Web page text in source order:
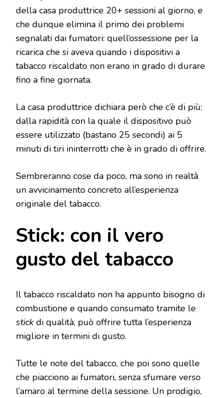
della casa produttrice 20+ sessioni al giorno, e
che dunque elimina il primo dei problemi
segnalati dai fumatori: quell’ossessione per la
ricarica che si aveva quando i dispositivi a
tabacco riscaldato non erano in grado di durare
fino a fine giornata.
La casa produttrice dichiara però che c’è di più:
dalla rapidità con la quale il dispositivo può
essere utilizzato (bastano 25 secondi) ai 5
minuti di tiri ininterrotti che è in grado di offrire.
Sembreranno cose da poco, ma sono in realtà
un avvicinamento concreto all’esperienza
originale del tabacco.
Stick: con il vero
gusto del tabacco
Il tabacco riscaldato non ha appunto bisogno di
combustione e quando consumato tramite le
stick di qualità, può offrire tutta l’esperienza
migliore in termini di gusto.
Tutte le note del tabacco, che poi sono quelle
che piacciono ai fumatori, senza sfumare verso
l’amaro al termine della sessione. Un prodigio,